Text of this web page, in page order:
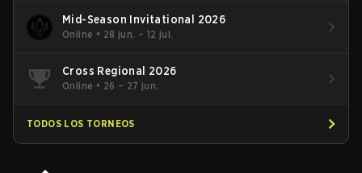
Mid-Season Invitational 2026
Online • 28 jun. – 12 jul.
Cross Regional 2026
Online • 26 – 27 jun.
TODOS LOS TORNEOS